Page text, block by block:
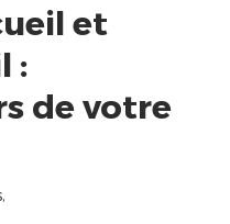
et
:
de votre